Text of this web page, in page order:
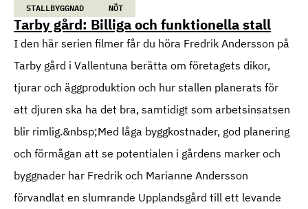
STALLBYGGNAD NÖT
Tarby gård: Billiga och funktionella stall
I den här serien filmer får du höra Fredrik Andersson på
Tarby gård i Vallentuna berätta om företagets dikor,
tjurar och äggproduktion och hur stallen planerats för
att djuren ska ha det bra, samtidigt som arbetsinsatsen
blir rimlig.&nbsp;Med låga byggkostnader, god planering
och förmågan att se potentialen i gårdens marker och
byggnader har Fredrik och Marianne Andersson
förvandlat en slumrande Upplandsgård till ett levande